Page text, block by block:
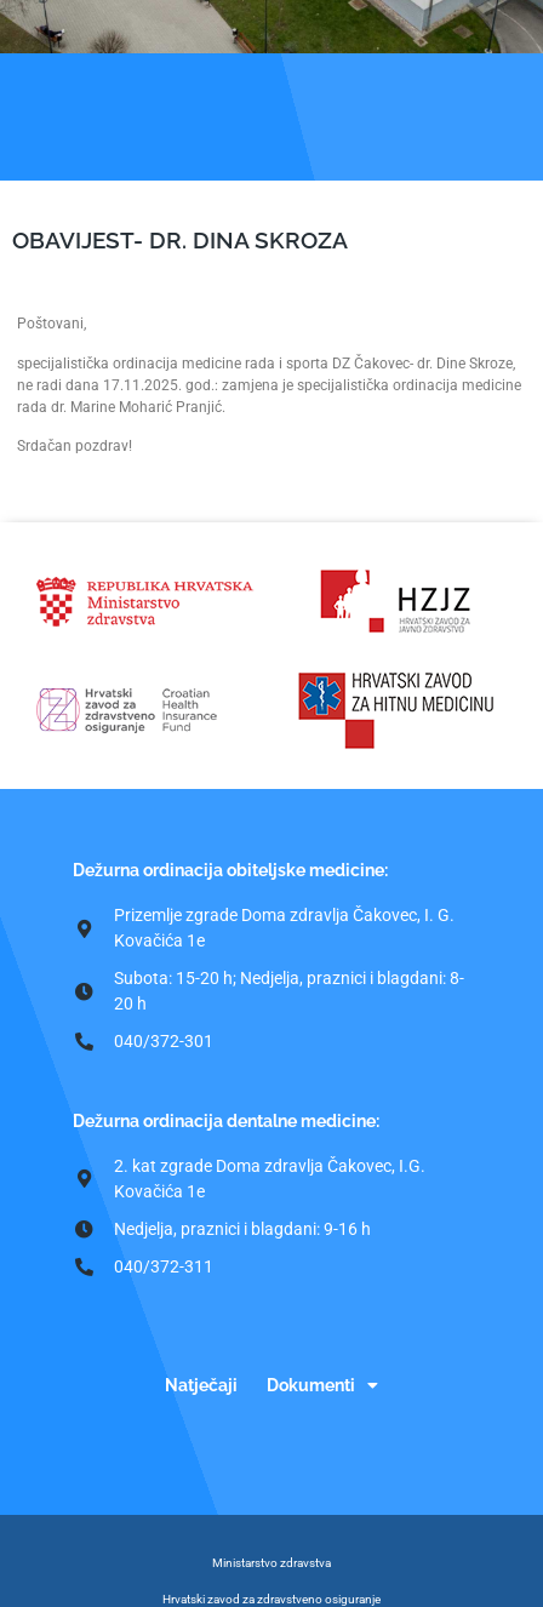
OBAVIJEST- DR. DINA SKROZA
Poštovani,
specijalistička ordinacija medicine rada i sporta DZ Čakovec- dr. Dine Skroze,
ne radi dana 17.11.2025. god.: zamjena je specijalistička ordinacija medicine
rada dr. Marine Moharić Pranjić.
Srdačan pozdrav!
Dežurna ordinacija obiteljske medicine:
Prizemlje zgrade Doma zdravlja Čakovec, I. G.
Kovačića 1e
Subota: 15-20 h; Nedjelja, praznici i blagdani: 8-
20 h
040/372-301
Dežurna ordinacija dentalne medicine:
2. kat zgrade Doma zdravlja Čakovec, I.G.
Kovačića 1e
Nedjelja, praznici i blagdani: 9-16 h
040/372-311
Natječaji Dokumenti
Ministarstvo zdravstva
Hrvatski zavod za zdravstveno osiguranje